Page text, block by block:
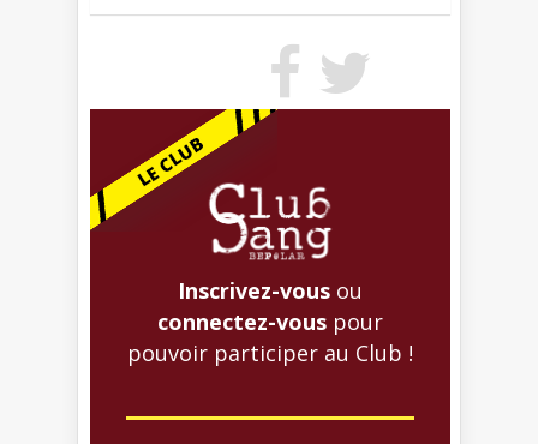
Inscrivez-vous ou
connectez-vous pour
pouvoir participer au Club !